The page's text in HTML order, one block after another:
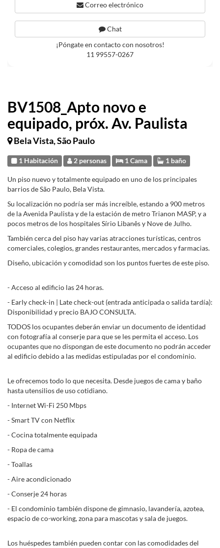
BV1508_Apto novo e
equipado, próx. Av. Paulista
Bela Vista, São Paulo
1 Habitación 2 personas 1 Cama 1 baño
Un piso nuevo y totalmente equipado en uno de los principales
barrios de São Paulo, Bela Vista.
Su localización no podría ser más increíble, estando a 900 metros
de la Avenida Paulista y de la estación de metro Trianon MASP, y a
pocos metros de los hospitales Sírio Libanês y Nove de Julho.
También cerca del piso hay varias atracciones turísticas, centros
comerciales, colegios, grandes restaurantes, mercados y farmacias.
Diseño, ubicación y comodidad son los puntos fuertes de este piso.
- Acceso al edificio las 24 horas.
- Early check-in | Late check-out (entrada anticipada o salida tardía):
Disponibilidad y precio BAJO CONSULTA.
TODOS los ocupantes deberán enviar un documento de identidad
con fotografía al conserje para que se les permita el acceso. Los
ocupantes que no dispongan de este documento no podrán acceder
al edificio debido a las medidas estipuladas por el condominio.
Le ofrecemos todo lo que necesita. Desde juegos de cama y baño
hasta utensilios de uso cotidiano.
- Internet Wi-Fi 250 Mbps
- Smart TV con Netflix
- Cocina totalmente equipada
- Ropa de cama
- Toallas
- Aire acondicionado
- Conserje 24 horas
- El condominio también dispone de gimnasio, lavandería, azotea,
espacio de co-working, zona para mascotas y sala de juegos.
Los huéspedes también pueden contar con las comodidades del
Correo electrónico
Chat
¡Póngate en contacto con nosotros!
11 99557-0267